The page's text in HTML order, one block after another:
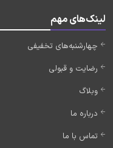
لینک‌های مهم
چهارشنبه‌های تخفیفی
رضایت و قبولی
وبلاگ
درباره ما
تماس با ما